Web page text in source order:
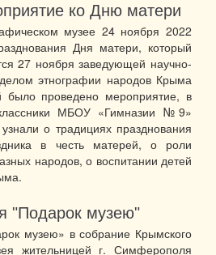
ко Дню матери
музее 24 ноября 2022
Дня матери, который
27 ноября заведующей научно-
этнографии народов Крыма
было проведено мероприятие, в
МБОУ «Гимназии №9»
о традициях празднования
в честь матерей, о роли
народов, о воспитании детей
"Подарок музею"
музею» в собрание Крымского
жительницей г. Симферополя